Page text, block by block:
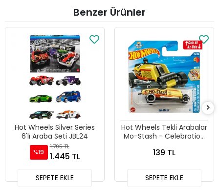
Benzer Ürünler
Hot Wheels Silver Series
6'lı Araba Seti JBL24
%19
1.795 TL
1.445 TL
SEPETE EKLE
Hot Wheels Tekli Arabalar
Mo-Stash - Celebration
139 TL
SEPETE EKLE